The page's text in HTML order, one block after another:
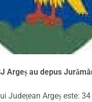
Argeș au depus
Județean Argeș este: